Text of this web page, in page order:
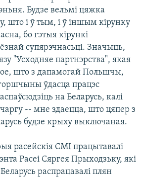
Будзе вельмі цяжка
што і ў тым, і ў іншым кірунку
бо гэтыя кірункі
супярэчнасьці. Значыць,
"Усходняе партнэрства", якая
што з дапамогай Польшчы,
ўдасца працэс
на Беларусь, калі
-- мне здаецца, што цяпер з
будзе крыху выключаная.
расейскія СМІ працытавалі
Расеі Сяргея Прыходзьку, які
распрацавалі плян